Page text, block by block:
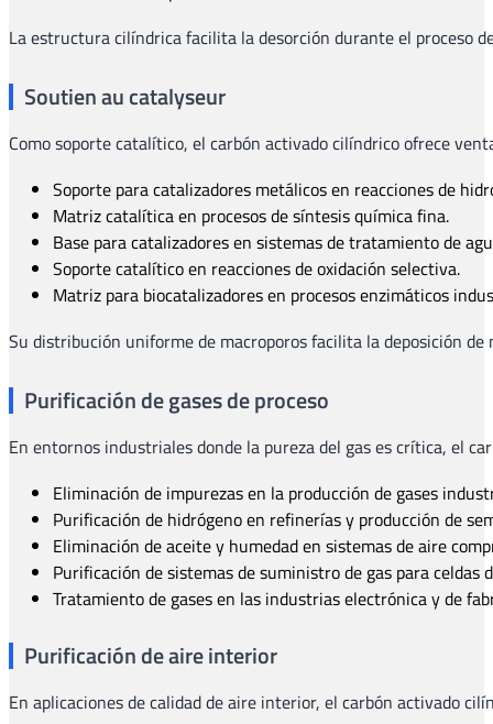
La estructura cilíndrica facilita la desorción durante el proceso
Soutien au catalyseur
Como soporte catalítico, el carbón activado cilíndrico ofrece
Soporte para catalizadores metálicos en reacciones de
Matriz catalítica en procesos de síntesis química fina.
Base para catalizadores en sistemas de tratamiento de
Soporte catalítico en reacciones de oxidación selectiva.
Matriz para biocatalizadores en procesos enzimáticos
Su distribución uniforme de macroporos facilita la deposición
Purificación de gases de proceso
En entornos industriales donde la pureza del gas es crítica, el
Eliminación de impurezas en la producción de gases
Purificación de hidrógeno en refinerías y producción de
Eliminación de aceite y humedad en sistemas de aire
Purificación de sistemas de suministro de gas para celdas
Tratamiento de gases en las industrias electrónica y de
Purificación de aire interior
En aplicaciones de calidad de aire interior, el carbón activado